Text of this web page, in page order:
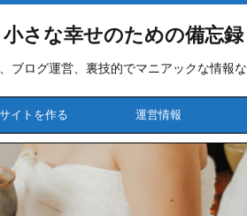
小さな幸せのための備忘録
ブログ運営、裏技的でマニアックな情報な
イトを作る 運営情報